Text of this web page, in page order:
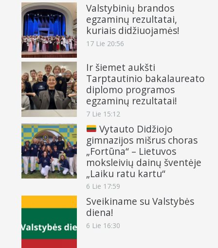
Valstybinių brandos
egzaminų rezultatai,
kuriais didžiuojamės!
17 Lie 20:56
Ir šiemet aukšti
Tarptautinio bakalaureato
diplomo programos
egzaminų rezultatai!
7 Lie 15:12
Vytauto Didžiojo
gimnazijos mišrus choras
„Fortūna“ – Lietuvos
moksleivių dainų šventėje
„Laiku ratu kartu“
6 Lie 17:59
Sveikiname su Valstybės
diena!
6 Lie 16:30